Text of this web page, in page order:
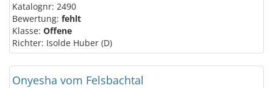
Katalognr: 2490
Bewertung: fehlt
Klasse: Offene
Richter: Isolde Huber (D)
Onyesha vom Felsbachtal